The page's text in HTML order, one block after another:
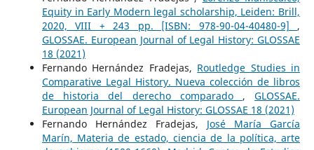
Equity in Early Modern legal scholarship, Leiden: Brill,
2020, VIII + 243 pp. [ISBN: 978-90-04-40480-9] ,
GLOSSAE. European Journal of Legal History: GLOSSAE
18 (2021)
Fernando Hernández Fradejas, Routledge Studies in
Comparative Legal History. Nueva colección de libros
de historia del derecho comparado ,GLOSSAE.
European Journal of Legal History: GLOSSAE 18 (2021)
Fernando Hernández Fradejas, José María García
Marín, Materia de estado, ciencia de la política, arte